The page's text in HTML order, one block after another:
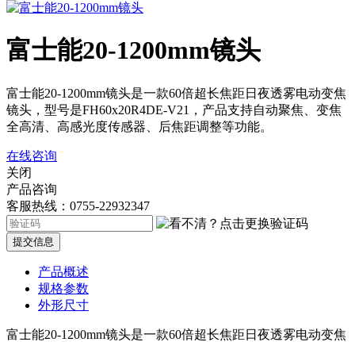
富士能20-1200mm镜头
富士能20-1200mm镜头是一款60倍超长焦距日夜透雾电动变焦
镜头，型号是FH60x20R4DE-V21，产品支持自动聚焦、变焦
全高清、高感光度传感器、后焦距调整等功能。
在线咨询
关闭
产品咨询
客服热线：0755-22932347
提交信息
产品概述
规格参数
外形尺寸
富士能20-1200mm镜头是一款60倍超长焦距日夜透雾电动变焦